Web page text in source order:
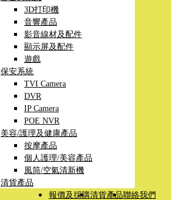
3D打印機
音響產品
影音線材及配件
顯示屏及配件
遊戲
保安系統
TVI Camera
DVR
IP Camera
POE NVR
美容/護理及健康產品
按摩產品
個人護理/美容產品
風筒/空氣清新機
清貨產品
報價及採購清貨產品聯絡我們